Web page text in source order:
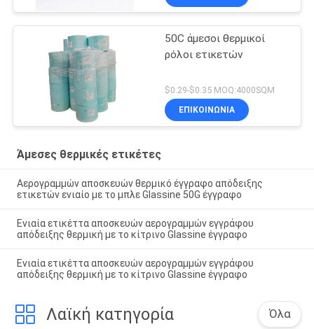
50C άμεσοι θερμικοί
ρόλοι ετικετών
$0.29-$0.35 MOQ:4000SQM
ΕΠΙΚΟΙΝΩΝΙΑ
Άμεσες θερμικές ετικέτες
Αερογραμμών αποσκευών θερμικό έγγραφο απόδειξης
ετικετών ενιαίο με το μπλε Glassine 50G έγγραφο
Ενιαία ετικέττα αποσκευών αερογραμμών εγγράφου
απόδειξης θερμική με το κίτρινο Glassine έγγραφο
Ενιαία ετικέττα αποσκευών αερογραμμών εγγράφου
απόδειξης θερμική με το κίτρινο Glassine έγγραφο
Λαϊκή κατηγορία Όλα